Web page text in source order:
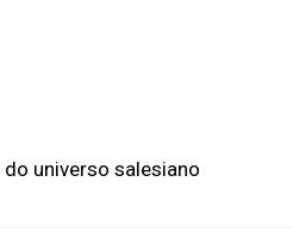
universo salesiano